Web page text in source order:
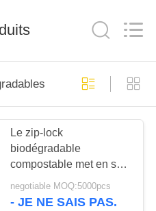
Le zip-lock
biodégradable
compostable met en sac
50 microns d'épaisseur
pour l'emballage de
negotiable MOQ:5000pcs
- JE NE SAIS PAS.